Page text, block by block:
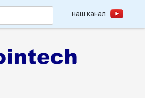
наш канал